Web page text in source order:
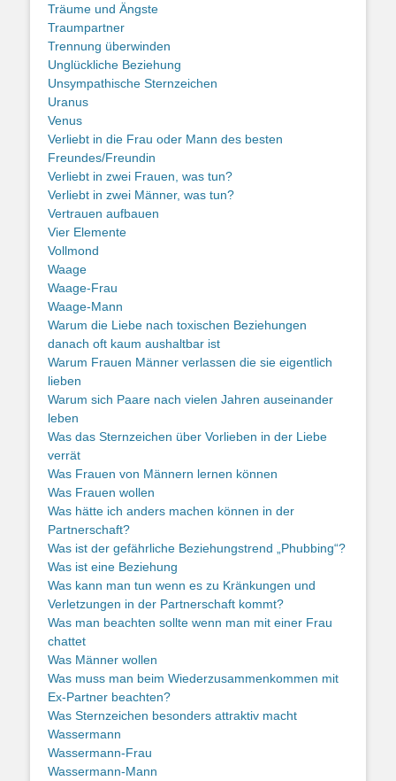
Träume und Ängste
Traumpartner
Trennung überwinden
Unglückliche Beziehung
Unsympathische Sternzeichen
Uranus
Venus
Verliebt in die Frau oder Mann des besten
Freundes/Freundin
Verliebt in zwei Frauen, was tun?
Verliebt in zwei Männer, was tun?
Vertrauen aufbauen
Vier Elemente
Vollmond
Waage
Waage-Frau
Waage-Mann
Warum die Liebe nach toxischen Beziehungen
danach oft kaum aushaltbar ist
Warum Frauen Männer verlassen die sie eigentlich
lieben
Warum sich Paare nach vielen Jahren auseinander
leben
Was das Sternzeichen über Vorlieben in der Liebe
verrät
Was Frauen von Männern lernen können
Was Frauen wollen
Was hätte ich anders machen können in der
Partnerschaft?
Was ist der gefährliche Beziehungstrend „Phubbing“?
Was ist eine Beziehung
Was kann man tun wenn es zu Kränkungen und
Verletzungen in der Partnerschaft kommt?
Was man beachten sollte wenn man mit einer Frau
chattet
Was Männer wollen
Was muss man beim Wiederzusammenkommen mit
Ex-Partner beachten?
Was Sternzeichen besonders attraktiv macht
Wassermann
Wassermann-Frau
Wassermann-Mann